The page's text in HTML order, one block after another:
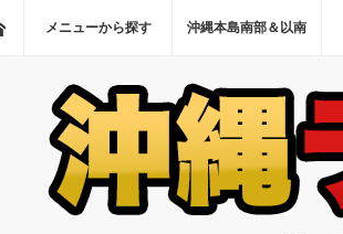
ホーム
メニューから探す 沖縄本島南部＆以南